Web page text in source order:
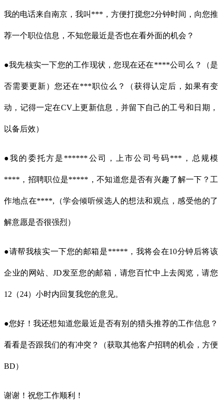
我的电话来自南京，我叫***，方便打搅您2分钟时间，向您推
荐一个职位信息，不知您最近是否也在看外面的机会？
●我先核实一下您的工作现状，您现在还在****公司么？（是
否需要更新）您还在***职位么？（获得认定后，如果有变
动，记得一定在CV上更新信息，并留下自己的工号和日期，
以备后效）
●我的委托方是******公司，上市公司号码***，总规模
****，招聘职位是*****，不知道您是否有兴趣了解一下？工
作地点在****,（学会倾听候选人的想法和观点，感受他的了
解意愿是否很强烈）
●请帮我核实一下您的邮箱是*****，我将会在10分钟后将该
企业的网站、JD发至您的邮箱，请您百忙中上去阅览，请您
12（24）小时内回复我您的意见。
●您好！我还想知道您最近是否有别的猎头推荐的工作信息？
看看是否跟我们的有冲突？（获取其他客户招聘的机会，方便
BD）
谢谢！祝您工作顺利！